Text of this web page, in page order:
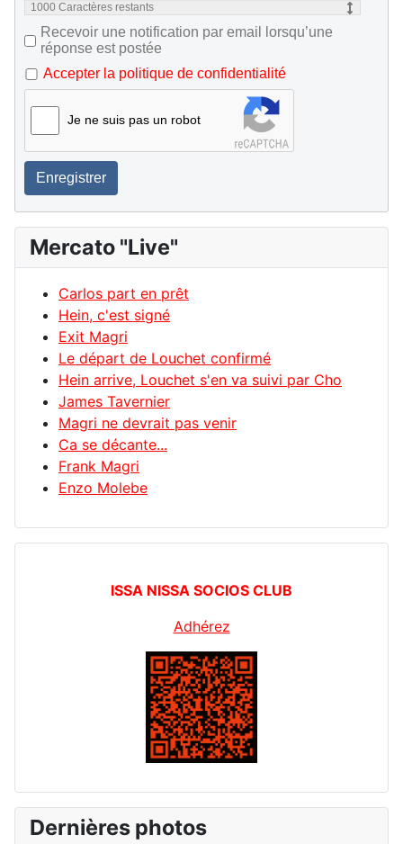
1000 Caractères restants
Recevoir une notification par email lorsqu’une
réponse est postée
Accepter la politique de confidentialité
Je ne suis pas un robot
Enregistrer
Mercato "Live"
Carlos part en prêt
Hein, c'est signé
Exit Magri
Le départ de Louchet confirmé
Hein arrive, Louchet s'en va suivi par Cho
James Tavernier
Magri ne devrait pas venir
Ca se décante...
Frank Magri
Enzo Molebe
ISSA NISSA SOCIOS CLUB
Adhérez
Dernières photos